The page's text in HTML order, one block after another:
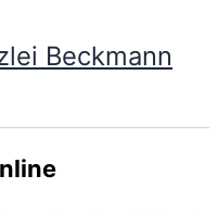
Beckmann